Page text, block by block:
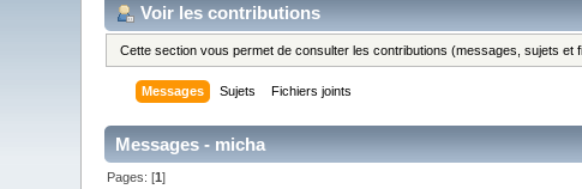
Voir les contributions
Cette section vous permet de consulter les contributions (messages, sujets
Messages Sujets Fichiers joints
Messages - micha
Pages: [1]